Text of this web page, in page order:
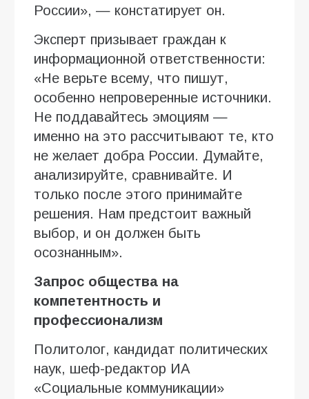
России», — констатирует он.
Эксперт призывает граждан к
информационной ответственности:
«Не верьте всему, что пишут,
особенно непроверенные источники.
Не поддавайтесь эмоциям —
именно на это рассчитывают те, кто
не желает добра России. Думайте,
анализируйте, сравнивайте. И
только после этого принимайте
решения. Нам предстоит важный
выбор, и он должен быть
осознанным».
Запрос общества на
компетентность и
профессионализм
Политолог, кандидат политических
наук, шеф-редактор ИА
«Социальные коммуникации»